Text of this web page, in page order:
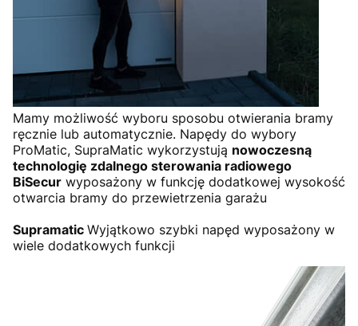
Mamy możliwość wyboru sposobu otwierania bramy
ręcznie lub automatycznie. Napędy do wybory
ProMatic, SupraMatic wykorzystują nowoczesną
technologię zdalnego sterowania radiowego
BiSecur wyposażony w funkcję dodatkowej wysokość
otwarcia bramy do przewietrzenia garażu
Supramatic Wyjątkowo szybki napęd wyposażony w
wiele dodatkowych funkcji